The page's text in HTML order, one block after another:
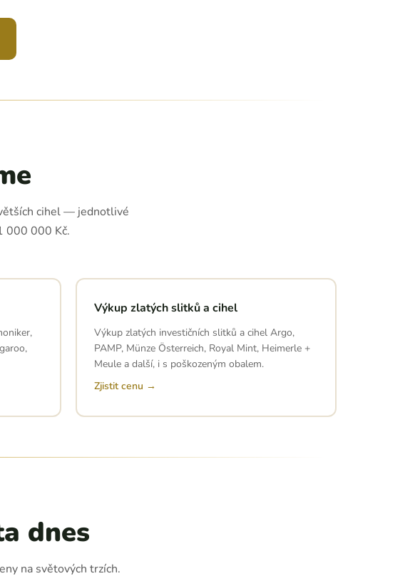
cihel — jednotlivé
000 000 Kč.
Výkup zlatých slitků a cihel
Výkup zlatých investičních slitků a cihel Argo,
PAMP, Münze Österreich, Royal Mint, Heimerle +
Meule a další, i s poškozeným obalem.
Zjistit cenu →
dnes
na světových trzích.